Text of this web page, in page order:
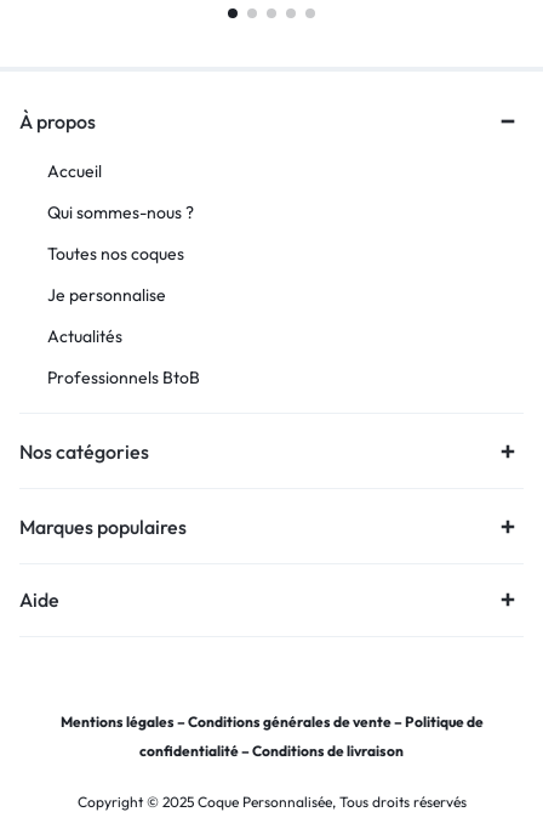
À propos
Accueil
Qui sommes-nous ?
Toutes nos coques
Je personnalise
Actualités
Professionnels BtoB
Nos catégories
Marques populaires
Aide
Mentions légales –Conditions générales de vente–Politique de
confidentialité–Conditions de livraison
Copyright © 2025 Coque Personnalisée, Tous droits réservés